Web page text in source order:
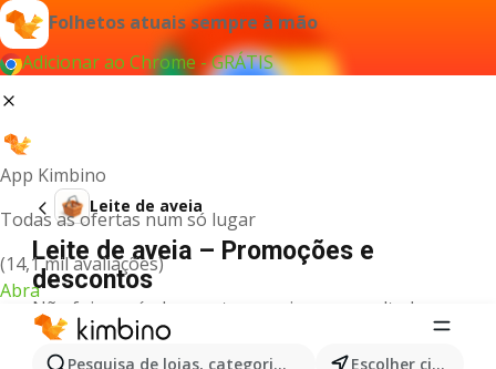
Folhetos atuais sempre à mão
Adicionar ao Chrome - GRÁTIS
App Kimbino
Todas as ofertas num só lugar
(14,1 mil avaliações)
Abra
Pesquisa de lojas, categorias,produtos... Escolher cidade
Leite de aveia
Leite de aveia – Promoções e
descontos
Não foi possível encontrar quaisquer resultados
para este termo.